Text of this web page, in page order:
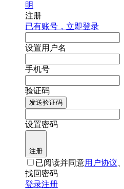
明
注册
已有账号，立即登录
设置用户名
手机号
验证码
发送验证码
设置密码
注册
已阅读并同意用户协议
找回密码
登录注册